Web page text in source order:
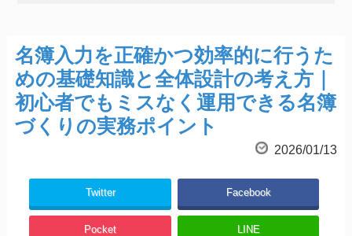
名簿入力を正確かつ効率的に行うた
めの基礎知識と全体設計の考え方｜
初心者でもミスなく運用できる名簿
づくりの実務ポイント
2026/01/13
Twitter Facebook
Pocket LINE